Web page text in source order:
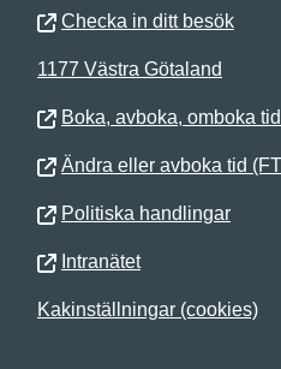
Checka in ditt besök
1177 Västra Götaland
Boka, avboka, omboka tid
Ändra eller avboka tid
Politiska handlingar
Intranätet
Kakinställningar (cookies)